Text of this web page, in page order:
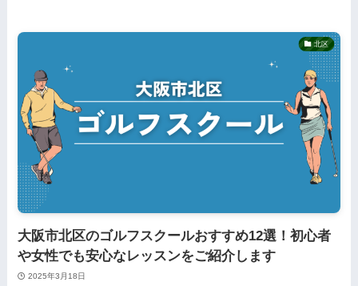
北区
大阪市北区のゴルフスクールおすすめ12選！初心者
や女性でも安心なレッスンをご紹介します
2025年3月18日